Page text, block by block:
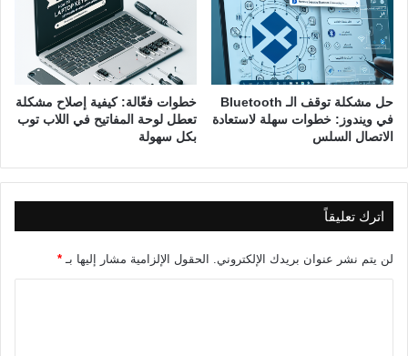
حل مشكلة توقف الـ Bluetooth
في ويندوز: خطوات سهلة لاستعادة
الاتصال السلس
خطوات فعّالة: كيفية إصلاح مشكلة
تعطل لوحة المفاتيح في اللاب توب
بكل سهولة
اترك تعليقاً
لن يتم نشر عنوان بريدك الإلكتروني. الحقول الإلزامية مشار إليها بـ *